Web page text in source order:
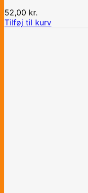
52,00 kr.
Tilføj til kurv